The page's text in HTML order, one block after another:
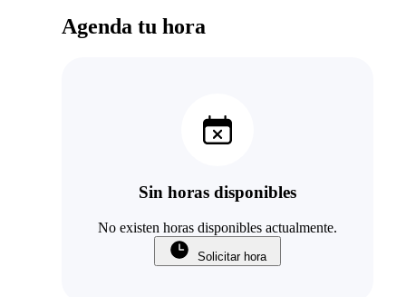
Agenda tu hora
Sin horas disponibles
No existen horas disponibles actualmente.
Solicitar hora